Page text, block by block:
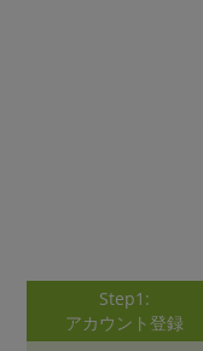
Step1:
アカウント登録